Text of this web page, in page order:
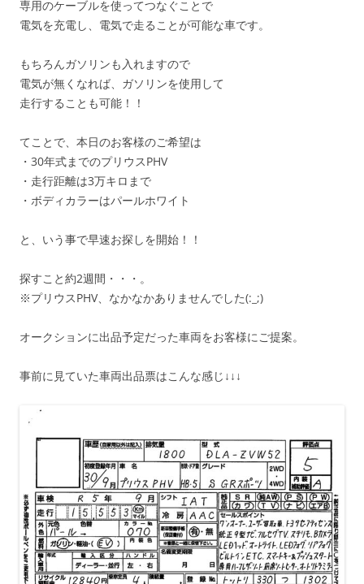
専用のケーブルを使ってつなぐことで
電気を充電し、電気で走ることが可能な車です。
もちろんガソリンも入れますので
電気が無くなれば、ガソリンを使用して
走行することも可能！！
てことで、本日のお客様のご希望は
・30年式までのプリウスPHV
・走行距離は3万キロまで
・ボディカラーはパールホワイト
と、いう事で早速お探しを開始！！
探すこと約2週間・・・。
※プリウスPHV、なかなかありませんでした(:_;)
オークションに出品予定だった車両をお客様にご提案。
事前に見ていた車両出品票はこんな感じ↓↓↓